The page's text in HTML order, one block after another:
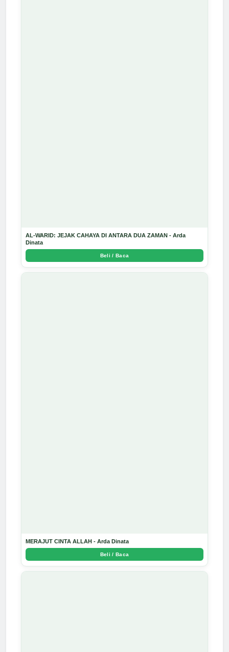
AL-WARID: JEJAK CAHAYA DI ANTARA DUA ZAMAN - Arda
Dinata
Beli / Baca
MERAJUT CINTA ALLAH - Arda Dinata
Beli / Baca